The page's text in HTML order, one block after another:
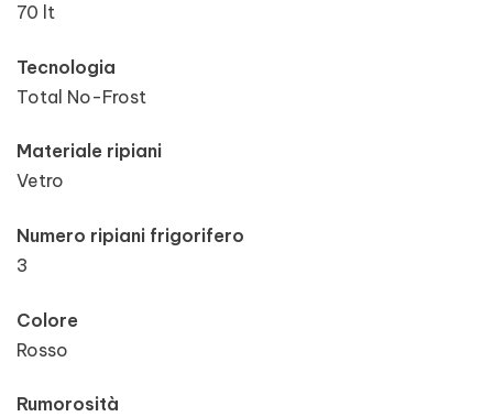
70 lt
Tecnologia
Total No-Frost
Materiale ripiani
Vetro
Numero ripiani frigorifero
3
Colore
Rosso
Rumorosità